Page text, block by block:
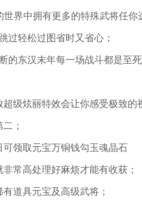
界中拥有更多的特殊武将任
过轻松过图省时又省心；
的东汉末年每一场战斗都是至死
级炫丽特效会让你感受极致的
；
领取元宝万铜钱勾玉魂晶石
常高处理好麻烦才能有收获；
道具元宝及高级武将；